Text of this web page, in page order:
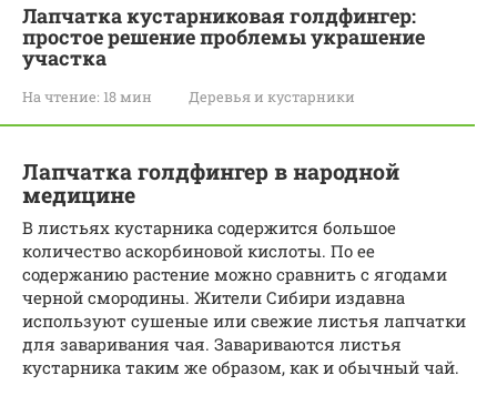
Лапчатка кустарниковая голдфингер:
простое решение проблемы украшение
участка
На чтение: 18 мин Деревья и кустарники
Лапчатка голдфингер в народной
медицине
В листьях кустарника содержится большое
количество аскорбиновой кислоты. По ее
содержанию растение можно сравнить с ягодами
черной смородины. Жители Сибири издавна
используют сушеные или свежие листья лапчатки
для заваривания чая. Завариваются листья
кустарника таким же образом, как и обычный чай.